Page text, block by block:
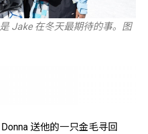
Jake 在冬天最期待的事。图
送他的一只金毛寻回